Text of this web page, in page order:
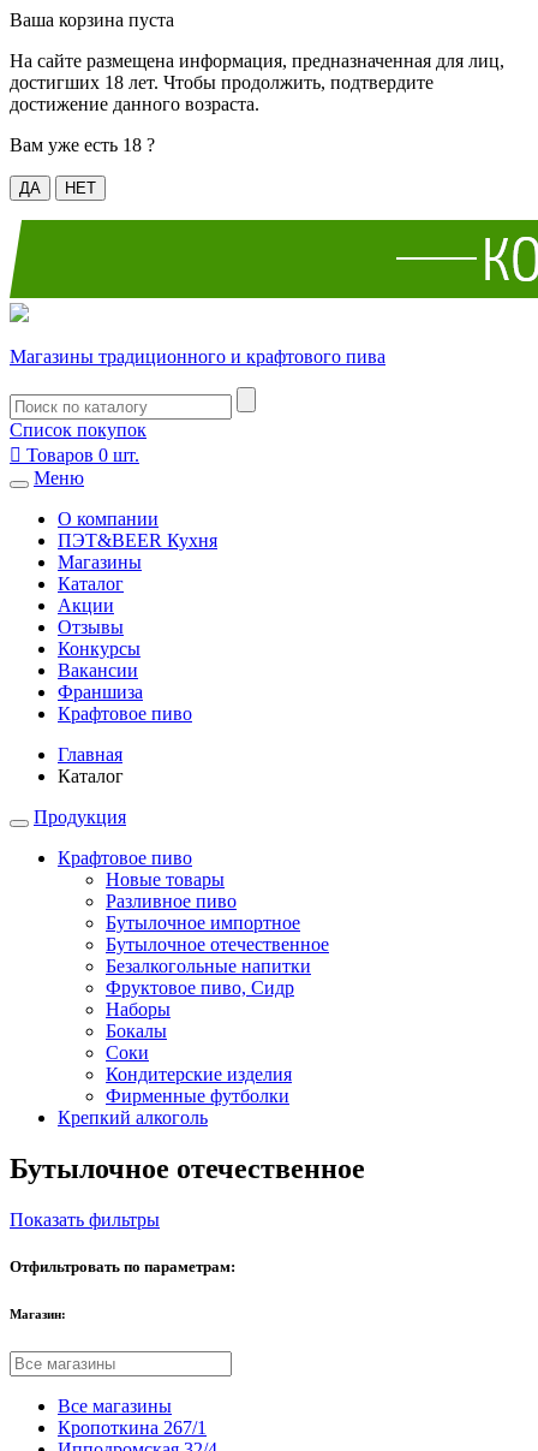
Ваша корзина пуста
На сайте размещена информация, предназначенная для лиц,
достигших 18 лет. Чтобы продолжить, подтвердите
достижение данного возраста.
Вам уже есть 18 ?
ДА НЕТ
Магазины традиционного и крафтового пива
Список покупок
 Товаров 0 шт.
Меню
О компании
ПЭТ&BEER Кухня
Магазины
Каталог
Акции
Отзывы
Конкурсы
Вакансии
Франшиза
Крафтовое пиво
Главная
Каталог
Продукция
Крафтовое пиво
Новые товары
Разливное пиво
Бутылочное импортное
Бутылочное отечественное
Безалкогольные напитки
Фруктовое пиво, Сидр
Наборы
Бокалы
Соки
Кондитерские изделия
Фирменные футболки
Крепкий алкоголь
Бутылочное отечественное
Показать фильтры
Отфильтровать по параметрам:
Магазин:
Все магазины
Кропоткина 267/1